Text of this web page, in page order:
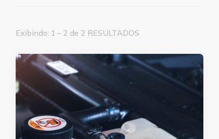
Exibindo: 1 - 2 de 2 RESULTADOS